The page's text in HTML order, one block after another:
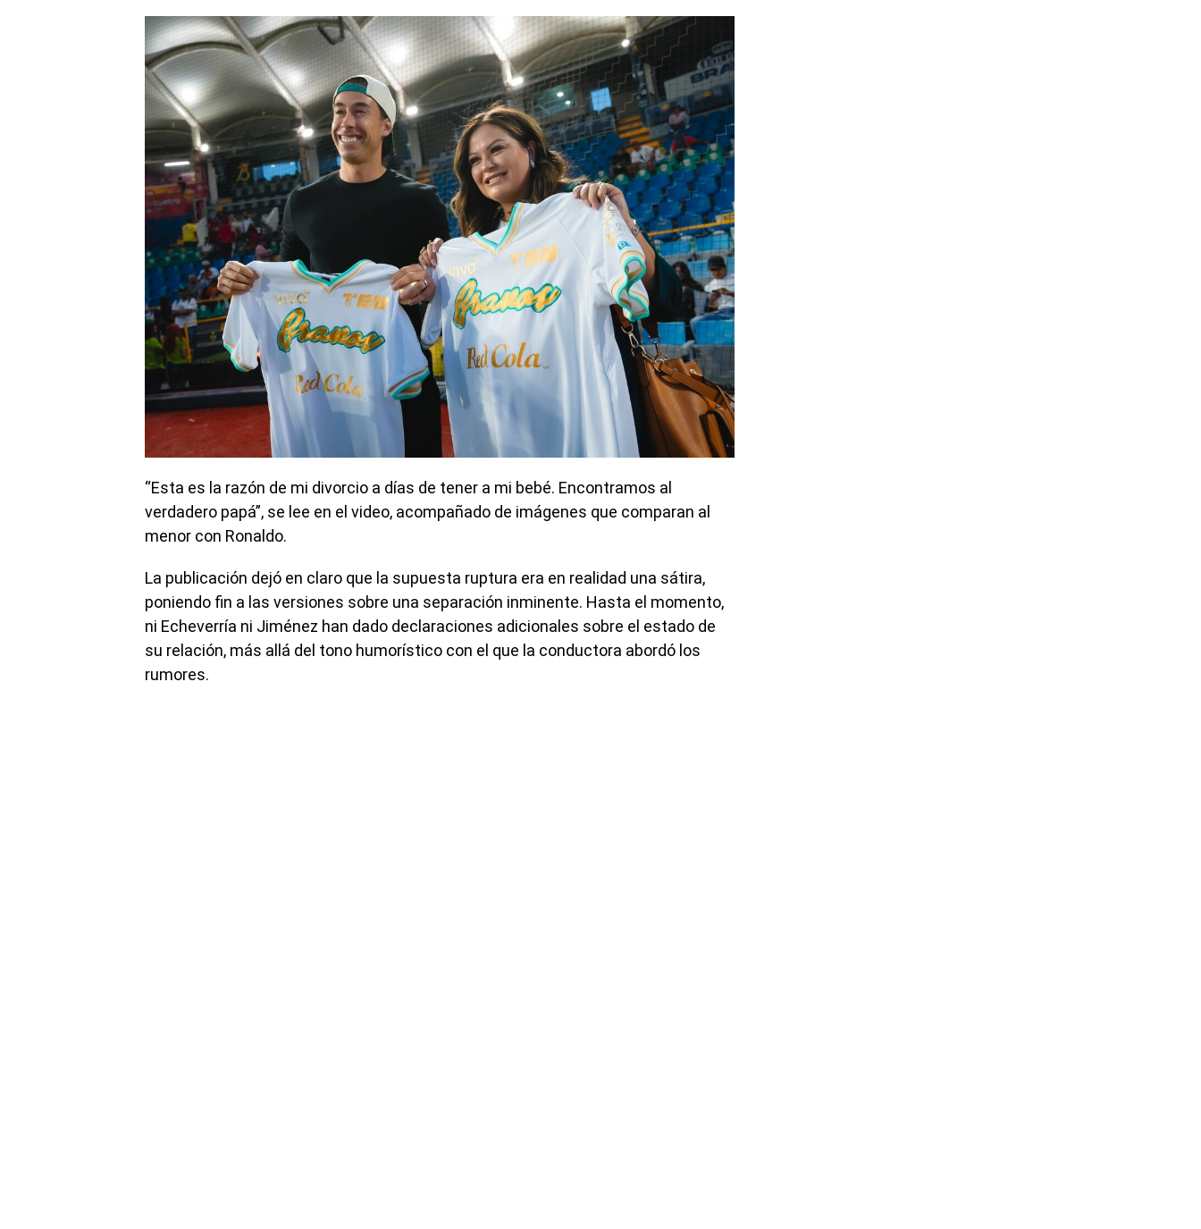
“Esta es la razón de mi divorcio a días de tener a mi bebé. Encontramos al
verdadero papá”, se lee en el video, acompañado de imágenes que comparan al
menor con Ronaldo.
La publicación dejó en claro que la supuesta ruptura era en realidad una sátira,
poniendo fin a las versiones sobre una separación inminente. Hasta el momento,
ni Echeverría ni Jiménez han dado declaraciones adicionales sobre el estado de
su relación, más allá del tono humorístico con el que la conductora abordó los
rumores.